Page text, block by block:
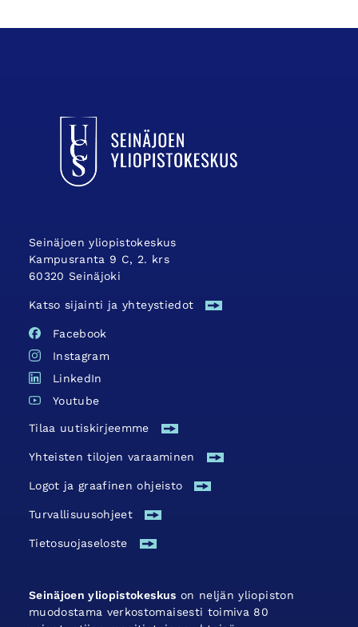
Seinäjoen yliopistokeskus
Kampusranta 9 C, 2. krs
60320 Seinäjoki
Katso sijainti ja yhteystiedot
Facebook
Instagram
LinkedIn
Youtube
Tilaa uutiskirjeemme
Yhteisten tilojen varaaminen
Logot ja graafinen ohjeisto
Turvallisuus­ohjeet
Tietosuojaseloste
Seinäjoen yliopistokeskus on neljän yliopiston
muodostama verkostomaisesti toimiva 80